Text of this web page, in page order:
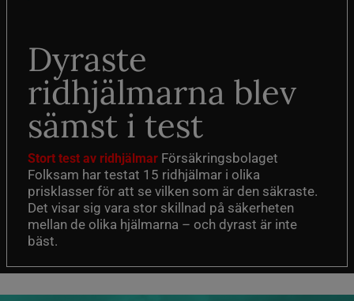
Dyraste
ridhjälmarna blev
sämst i test
Stort test av ridhjälmar Försäkringsbolaget
Folksam har testat 15 ridhjälmar i olika
prisklasser för att se vilken som är den säkraste.
Det visar sig vara stor skillnad på säkerheten
mellan de olika hjälmarna – och dyrast är inte
bäst.